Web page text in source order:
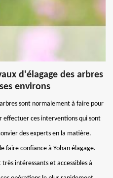
d'élagage des arbres
environs
sont normalement à faire pour
effectuer ces interventions qui sont
des experts en la matière.
faire confiance à Yohan élagage.
intéressants et accessibles à